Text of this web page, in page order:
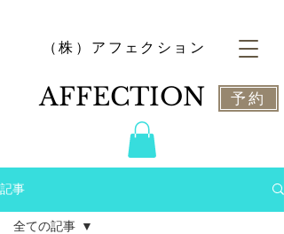
​（株）アフェクション
​AFFECTION 予約
記事
全ての記事